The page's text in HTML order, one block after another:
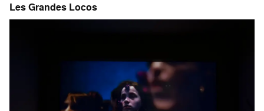
Les Grandes Locos